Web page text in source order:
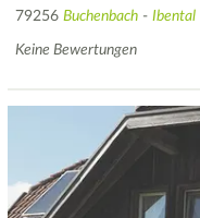
79256 Buchenbach - Ibental
Keine Bewertungen